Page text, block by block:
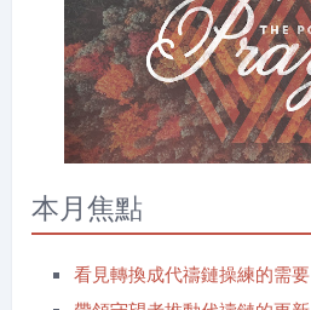
本月焦點
看見轉換成代禱鏈操練的需要